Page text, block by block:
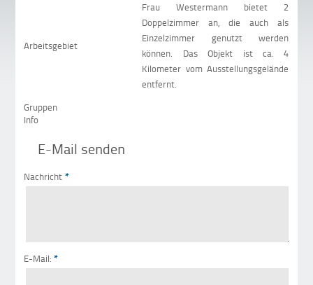
Arbeitsgebiet
Frau Westermann bietet 2
Doppelzimmer an, die auch als
Einzelzimmer genutzt werden
können. Das Objekt ist ca. 4
Kilometer vom Ausstellungsgelände
entfernt.
Gruppen
Info
E-Mail senden
Nachricht *
E-Mail: *